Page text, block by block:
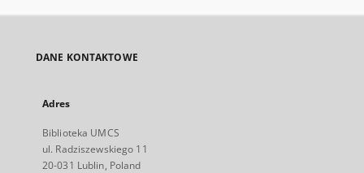
DANE KONTAKTOWE
Adres
Biblioteka UMCS
ul. Radziszewskiego 11
20-031 Lublin, Poland